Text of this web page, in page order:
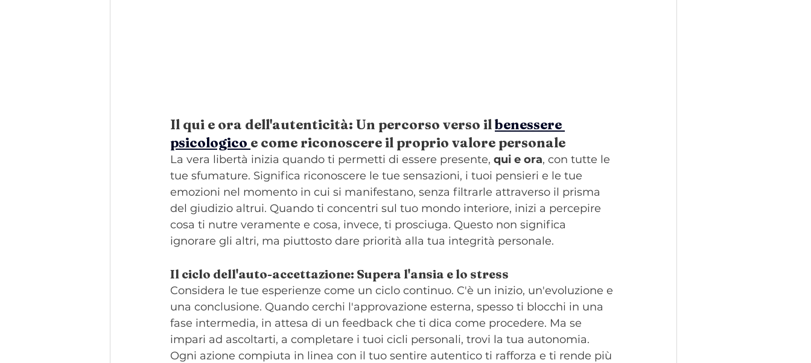
Il qui e ora dell'autenticità: Un percorso verso il benessere
psicologico e come riconoscere il proprio valore personale
La vera libertà inizia quando ti permetti di essere presente, qui e ora, con tutte le
tue sfumature. Significa riconoscere le tue sensazioni, i tuoi pensieri e le tue
emozioni nel momento in cui si manifestano, senza filtrarle attraverso il prisma
del giudizio altrui. Quando ti concentri sul tuo mondo interiore, inizi a percepire
cosa ti nutre veramente e cosa, invece, ti prosciuga. Questo non significa
ignorare gli altri, ma piuttosto dare priorità alla tua integrità personale.
Il ciclo dell'auto-accettazione: Supera l'ansia e lo stress
Considera le tue esperienze come un ciclo continuo. C'è un inizio, un'evoluzione e
una conclusione. Quando cerchi l'approvazione esterna, spesso ti blocchi in una
fase intermedia, in attesa di un feedback che ti dica come procedere. Ma se
impari ad ascoltarti, a completare i tuoi cicli personali, trovi la tua autonomia.
Ogni azione compiuta in linea con il tuo sentire autentico ti rafforza e ti rende più